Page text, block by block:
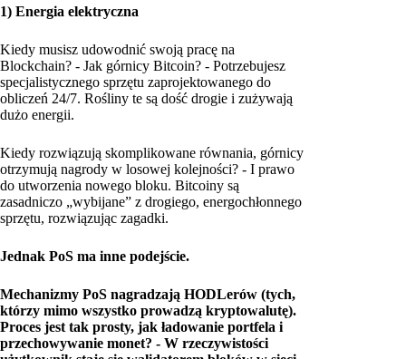
1) Energia elektryczna
Kiedy musisz udowodnić swoją pracę na
Blockchain? - Jak górnicy Bitcoin? - Potrzebujesz
specjalistycznego sprzętu zaprojektowanego do
obliczeń 24/7. Rośliny te są dość drogie i zużywają
dużo energii.
Kiedy rozwiązują skomplikowane równania, górnicy
otrzymują nagrody w losowej kolejności? - I prawo
do utworzenia nowego bloku. Bitcoiny są
zasadniczo „wybijane” z drogiego, energochłonnego
sprzętu, rozwiązując zagadki.
Jednak PoS ma inne podejście.
Mechanizmy PoS nagradzają HODLerów (tych,
którzy mimo wszystko prowadzą kryptowalutę).
Proces jest tak prosty, jak ładowanie portfela i
przechowywanie monet? - W rzeczywistości